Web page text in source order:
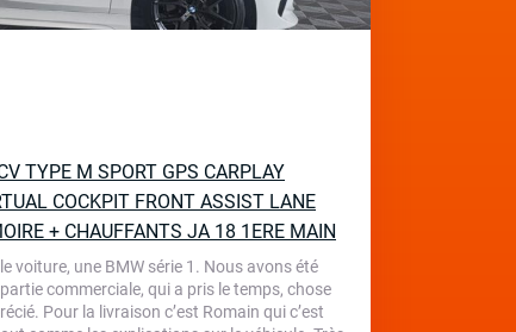
TYPE M SPORT GPS CARPLAY
COCKPIT FRONT ASSIST LANE
+ CHAUFFANTS JA 18 1ERE MAIN
voiture, une BMW série 1. Nous avons été
commerciale, qui a pris le temps, chose
Pour la livraison c’est Romain qui c’est